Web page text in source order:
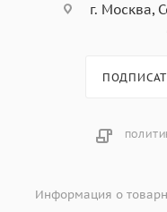
г. Москва,
Информация о